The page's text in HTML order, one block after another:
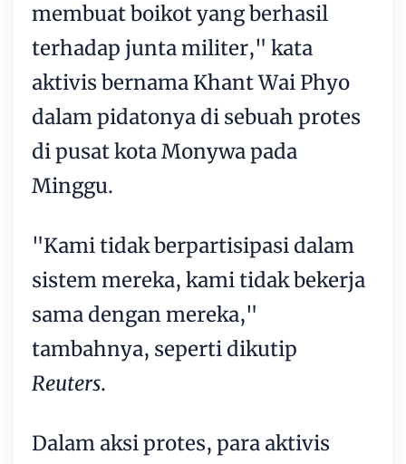
membuat boikot yang berhasil
terhadap junta militer," kata
aktivis bernama Khant Wai Phyo
dalam pidatonya di sebuah protes
di pusat kota Monywa pada
Minggu.
"Kami tidak berpartisipasi dalam
sistem mereka, kami tidak bekerja
sama dengan mereka,"
tambahnya, seperti dikutip
Reuters.
Dalam aksi protes, para aktivis